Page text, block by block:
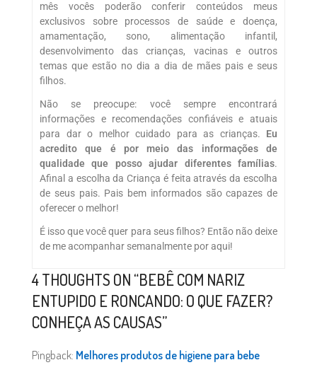
mês vocês poderão conferir conteúdos meus
exclusivos sobre processos de saúde e doença,
amamentação, sono, alimentação infantil,
desenvolvimento das crianças, vacinas e outros
temas que estão no dia a dia de mães pais e seus
filhos.
Não se preocupe: você sempre encontrará
informações e recomendações confiáveis e atuais
para dar o melhor cuidado para as crianças. Eu
acredito que é por meio das informações de
qualidade que posso ajudar diferentes famílias.
Afinal a escolha da Criança é feita através da escolha
de seus pais. Pais bem informados são capazes de
oferecer o melhor!
É isso que você quer para seus filhos? Então não deixe
de me acompanhar semanalmente por aqui!
4 THOUGHTS ON “BEBÊ COM NARIZ
ENTUPIDO E RONCANDO: O QUE FAZER?
CONHEÇA AS CAUSAS”
Pingback: Melhores produtos de higiene para bebe